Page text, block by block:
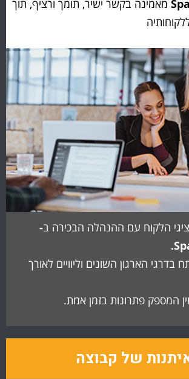
מאמינה בקשר ישיר, תומך ורציף, תוך
הלקוח עם ההנהלה הבכירה ב-
בדרגי הארגון השונים וליוויים לאורך
המספק פתרונות בזמן אמת.
של קבוצה